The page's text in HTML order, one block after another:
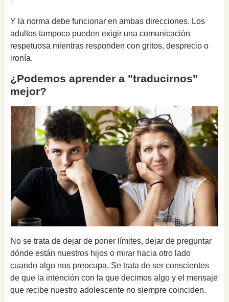
Y la norma debe funcionar en ambas direcciones. Los
adultos tampoco pueden exigir una comunicación
respetuosa mientras responden con gritos, desprecio o
ironía.
¿Podemos aprender a "traducirnos"
mejor?
No se trata de dejar de poner límites, dejar de preguntar
dónde están nuestros hijos o mirar hacia otro lado
cuando algo nos preocupa. Se trata de ser conscientes
de que la intención con la que decimos algo y el mensaje
que recibe nuestro adolescente no siempre coinciden.